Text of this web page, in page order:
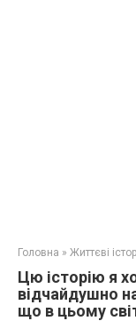
Головна » Життєві
Цю історію я
відчайдушно
що в цьому